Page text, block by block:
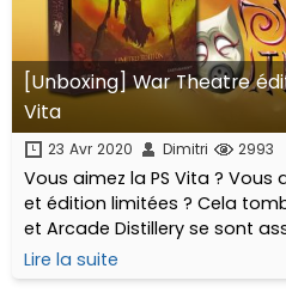
[Unboxing] War Theatre
Vita
23 Avr 2020 Dimitri 2993
Vous aimez la PS Vita ? Vous
et édition limitées ? Cela
et Arcade Distillery se sont
de leurs meilleurs titres sur
beau coffret.
Lire la suite